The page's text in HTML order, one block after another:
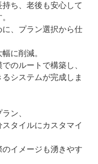
ち、老後も安心して
、プラン選択から仕
に削減。
のルートで構築し、
システムが完成しま
ン、
タイルにカスタマイ
イメージも湧きやす